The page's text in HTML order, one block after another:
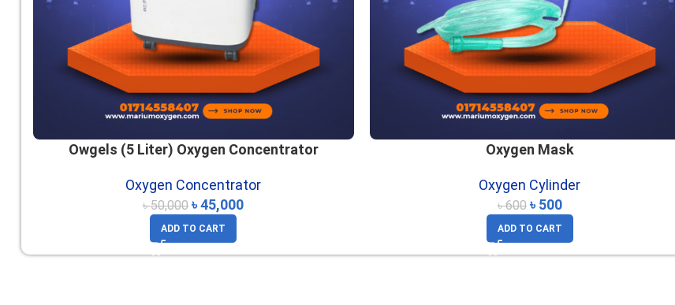
Owgels (5 Liter) Oxygen Concentrator
Oxygen Concentrator
৳50,000 ৳45,000
ADD TO CART
Oxygen Mask
Oxygen Cylinder
৳600 ৳ 500
ADD TO CART